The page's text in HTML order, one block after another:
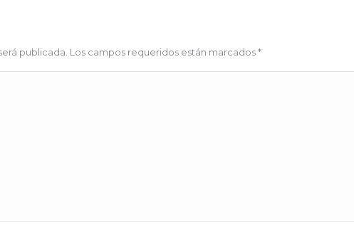
publicada. Los campos requeridos están marcados*